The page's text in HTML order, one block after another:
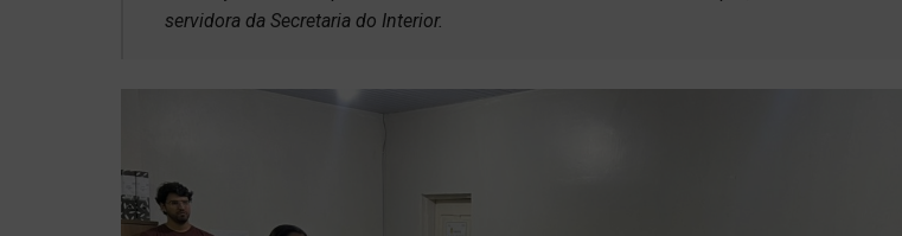
servidora da Secretaria do Interior.